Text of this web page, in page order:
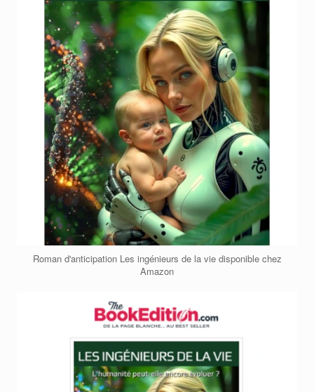
Roman d'anticipation Les ingénieurs de la vie disponible chez
Amazon